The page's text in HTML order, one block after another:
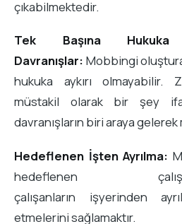
çıkabilmektedir.
Tek Başına Hukuka
Davranışlar: Mobbingi
hukuka aykırı olmayabilir.
müstakil olarak bir şey
davranışların biri araya
Hedeflenen İşten Ayrılma:
hedeflenen
çalışanların işyerinden
etmelerini sağlamaktır.